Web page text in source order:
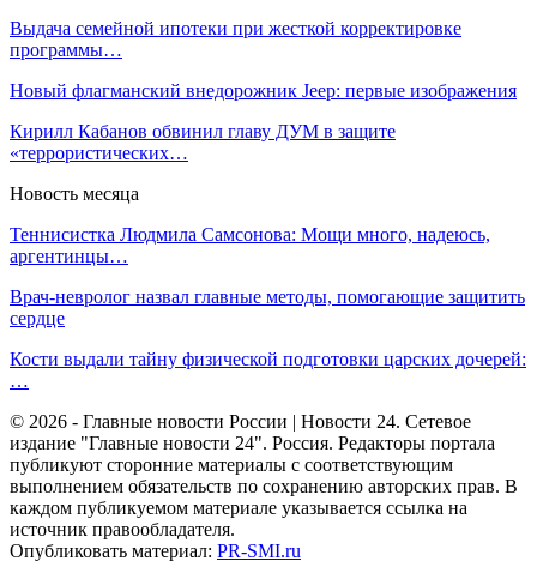
Выдача семейной ипотеки при жесткой корректировке
программы…
Новый флагманский внедорожник Jeep: первые изображения
Кирилл Кабанов обвинил главу ДУМ в защите
«террористических…
Новость месяца
Теннисистка Людмила Самсонова: Мощи много, надеюсь,
аргентинцы…
Врач-невролог назвал главные методы, помогающие защитить
сердце
Кости выдали тайну физической подготовки царских дочерей:
…
© 2026 - Главные новости России | Новости 24. Сетевое
издание "Главные новости 24". Россия. Редакторы портала
публикуют сторонние материалы с соответствующим
выполнением обязательств по сохранению авторских прав. В
каждом публикуемом материале указывается ссылка на
источник правообладателя.
Опубликовать материал: PR-SMI.ru